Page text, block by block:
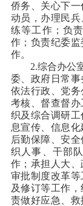
侨务、关心下
动员，办理民
练等工作；负
作；负责纪委
作。
2.综合办公
委、政府日常
依法行政、党
考核、督查督
织及综合调研
息宣传、信息化
后勤保障、安
织人事、干部
作；承担人大
审批制度改革
及修订等工作
责做好应急、